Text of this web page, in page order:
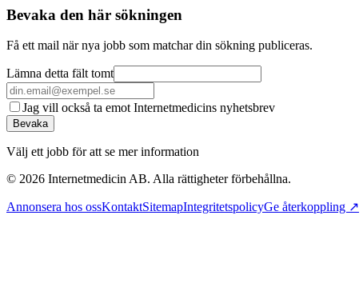
Bevaka den här sökningen
Få ett mail när nya jobb som matchar din sökning publiceras.
Lämna detta fält tomt
Jag vill också ta emot Internetmedicins nyhetsbrev
Bevaka
Välj ett jobb för att se mer information
© 2026 Internetmedicin AB. Alla rättigheter förbehållna.
Annonsera hos ossKontaktSitemapIntegritetspolicyGe återkoppling ↗